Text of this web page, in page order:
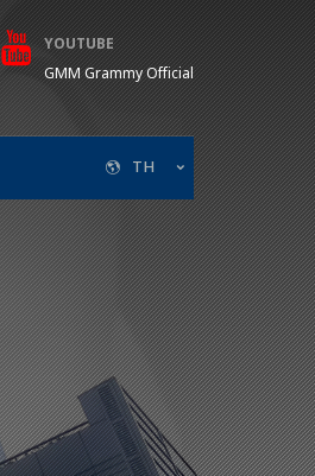
YOUTUBE
GMM Grammy Official
TH